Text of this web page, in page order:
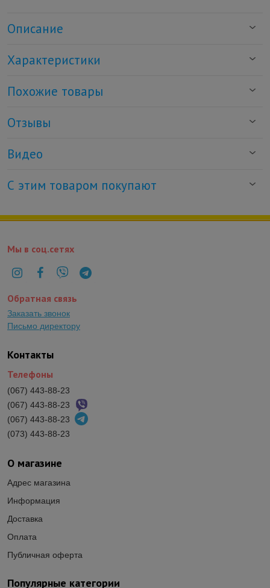
Описание
Характеристики
Похожие товары
Отзывы
Видео
С этим товаром покупают
Популярные категории
О магазине
Адрес магазина
Информация
Доставка
Оплата
Публичная оферта
Контакты
Телефоны
(067) 443-88-23
(067) 443-88-23
(067) 443-88-23
(073) 443-88-23
Мы в соц.сетях
Обратная связь
Заказать звонок
Письмо директору